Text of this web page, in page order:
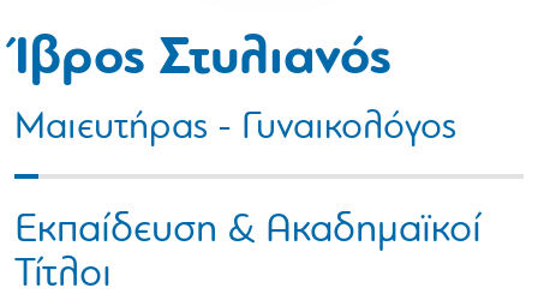
Ίβρος Στυλιανός
Μαιευτήρας - Γυναικολόγος
Εκπαίδευση & Ακαδημαϊκοί
Τίτλοι